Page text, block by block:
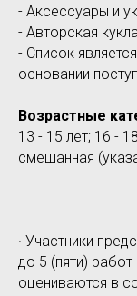
- Аксессуары и
- Авторская
- Список
основании
Возрастные
13 - 15 лет; 16 -
смешанная
· Участники
до 5 (пяти)
оцениваются в